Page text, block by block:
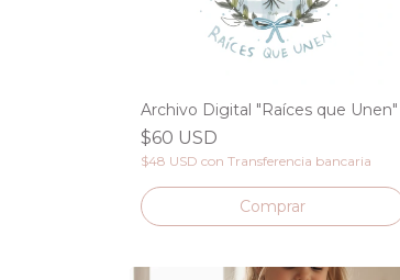
Archivo Digital "Raíces que Unen"
$60 USD
$48 USD con Transferencia bancaria